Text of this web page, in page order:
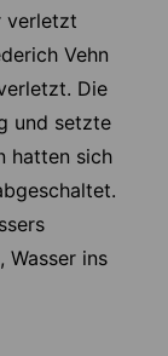
verletzt
Vehn
Die
und setzte
hatten sich
Wasser ins